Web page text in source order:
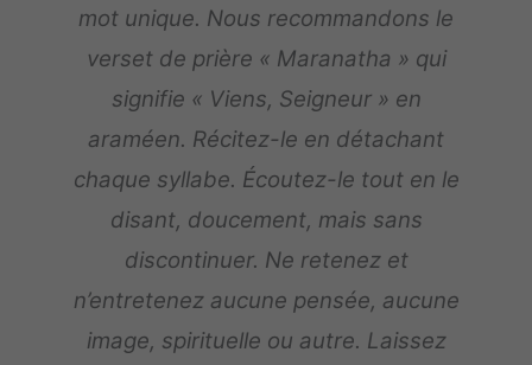
mot unique. Nous recommandons le
verset de prière « Maranatha » qui
signifie « Viens, Seigneur » en
araméen. Récitez-le en détachant
chaque syllabe. Écoutez-le tout en le
disant, doucement, mais sans
discontinuer. Ne retenez et
n’entretenez aucune pensée, aucune
image, spirituelle ou autre. Laissez